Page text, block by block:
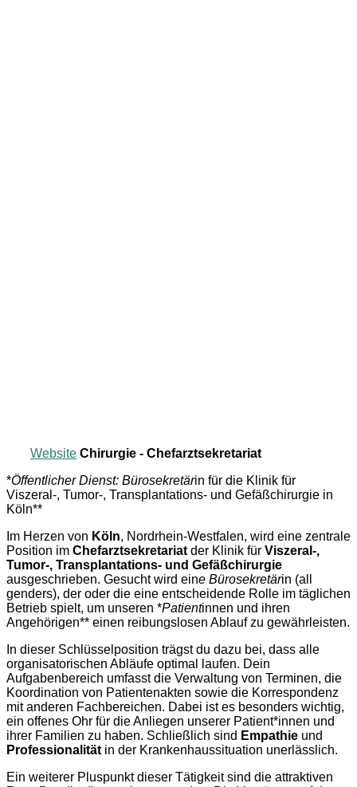
Website Chirurgie - Chefarztsekretariat
*Öffentlicher Dienst: Bürosekretärin für die Klinik für
Viszeral-, Tumor-, Transplantations- und Gefäßchirurgie in
Köln**
Im Herzen von Köln, Nordrhein-Westfalen, wird eine zentrale
Position im Chefarztsekretariat der Klinik für Viszeral-,
Tumor-, Transplantations- und Gefäßchirurgie
ausgeschrieben. Gesucht wird eine Bürosekretärin (all
genders), der oder die eine entscheidende Rolle im täglichen
Betrieb spielt, um unseren *Patientinnen und ihren
Angehörigen** einen reibungslosen Ablauf zu gewährleisten.
In dieser Schlüsselposition trägst du dazu bei, dass alle
organisatorischen Abläufe optimal laufen. Dein
Aufgabenbereich umfasst die Verwaltung von Terminen, die
Koordination von Patientenakten sowie die Korrespondenz
mit anderen Fachbereichen. Dabei ist es besonders wichtig,
ein offenes Ohr für die Anliegen unserer Patient*innen und
ihrer Familien zu haben. Schließlich sind Empathie und
Professionalität in der Krankenhaussituation unerlässlich.
Ein weiterer Pluspunkt dieser Tätigkeit sind die attraktiven